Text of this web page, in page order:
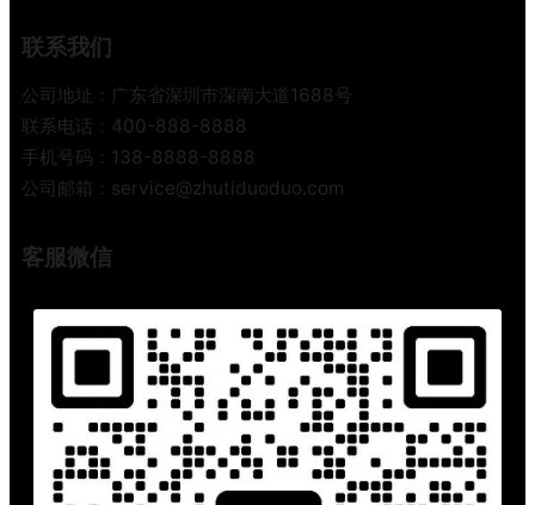
联系我们
公司地址：广东省深圳市深南大道1688号
联系电话：400-888-8888
手机号码：138-8888-8888
公司邮箱：service@zhutiduoduo.com
客服微信